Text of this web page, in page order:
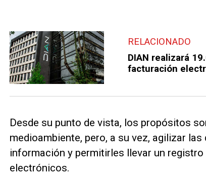
RELACIONADO
DIAN realizará
facturación
Desde su punto de vista, los propósitos
medioambiente, pero, a su vez, agilizar
información y permitirles llevar un
electrónicos.